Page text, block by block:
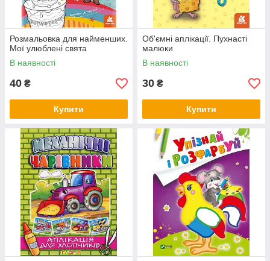
Розмальовка для найменших.
Мої улюблені свята
В наявності
40 ₴
Купити
Об'ємні аплікації. Пухнасті
малюки
В наявності
30 ₴
Купити